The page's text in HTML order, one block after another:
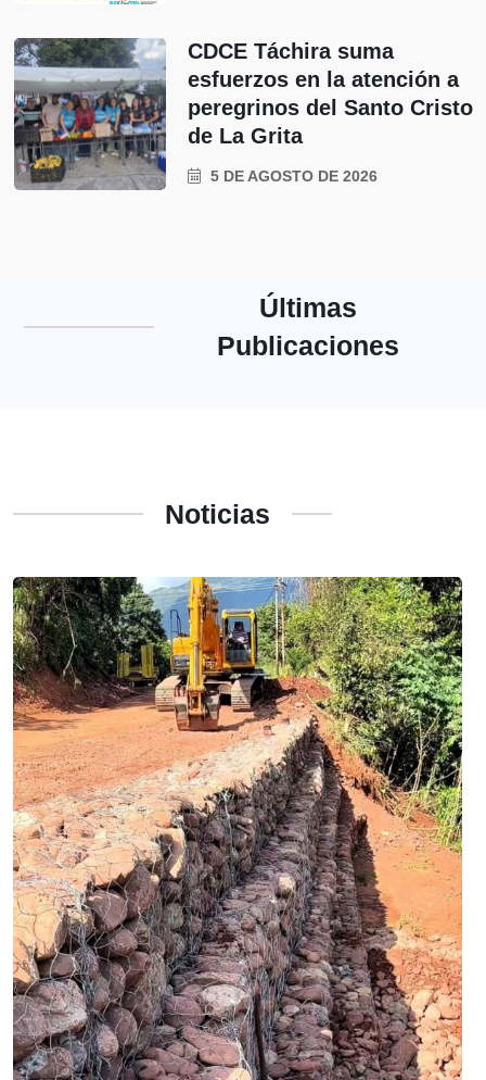
CDCE Táchira suma
esfuerzos en la atención a
peregrinos del Santo Cristo
de La Grita
5 DE AGOSTO DE 2026
Últimas
Publicaciones
Noticias